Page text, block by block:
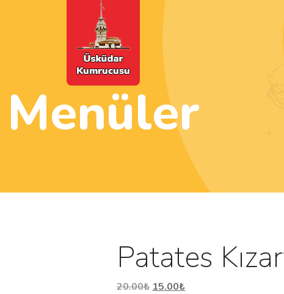
Menüler
Patates
20.00₺ Orijinal
15.00₺